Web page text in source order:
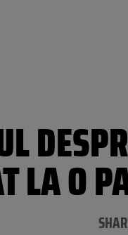
LA O